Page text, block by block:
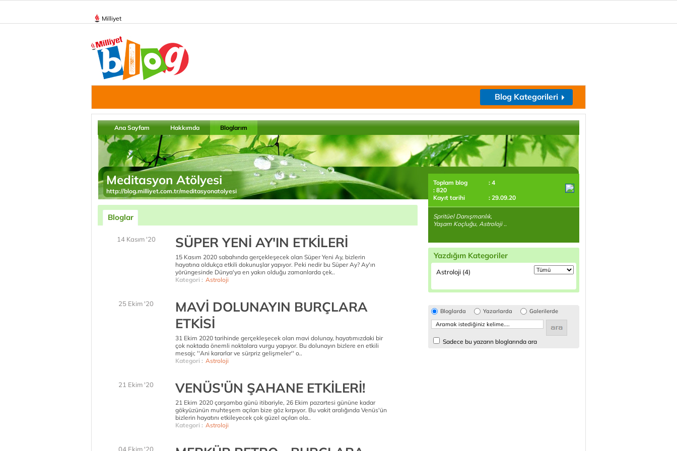
Milliyet
Blog Kategorileri
Ana Sayfam Hakkımda Bloglarım
Meditasyon Atölyesi
http://blog.milliyet.com.tr/meditasyonatolyesi
Bloglar
14 Kasım '20 SÜPER YENİ AY'IN ETKİLERİ
15 Kasım 2020 sabahında gerçekleşecek olan Süper Yeni Ay, bizlerin
hayatına oldukça etkili dokunuşlar yapıyor. Peki nedir bu Süper Ay? Ay'ın
yörüngesinde Dünya'ya en yakın olduğu zamanlarda çek..
Kategori : Astroloji
25 Ekim '20
MAVİ DOLUNAYIN BURÇLARA
ETKİSİ
31 Ekim 2020 tarihinde gerçekleşecek olan mavi dolunay, hayatımızdaki bir
çok noktada önemli noktalara vurgu yapıyor. Bu dolunayın bizlere en etkili
mesajı; ''Ani kararlar ve sürpriz gelişmeler'' o..
Kategori : Astroloji
21 Ekim '20 VENÜS'ÜN ŞAHANE ETKİLERİ!
21 Ekim 2020 çarşamba günü itibariyle, 26 Ekim pazartesi gününe kadar
gökyüzünün muhteşem açıları bize göz kırpıyor. Bu vakit aralığında Venüs'ün
bizlerin hayatını etkileyecek çok güzel açıları ola..
Kategori : Astroloji
04 Ekim '20
Toplam blog
: 4
: 820
Kayıt tarihi
: 29.09.20
Spritüel Danışmanlık,
Yaşam Koçluğu, Astroloji ..
Yazdığım Kategoriler
Astroloji (4)
Bloglarda Yazarlarda Galerilerde
Sadece bu yazarın bloglarında ara